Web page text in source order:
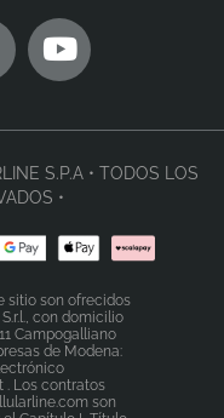
S.P.A • TODOS LOS
•
sitio son ofrecidos
con domicilio
Campogalliano
de Modena:
. Los contratos
son